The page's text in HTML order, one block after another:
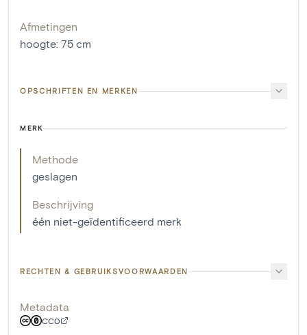
Afmetingen
hoogte: 75 cm
OPSCHRIFTEN EN MERKEN
MERK
Methode
geslagen
Beschrijving
één niet-geïdentificeerd merk
RECHTEN & GEBRUIKSVOORWAARDEN
Metadata
CC0